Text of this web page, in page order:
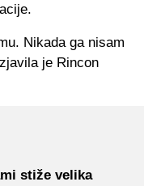
Nikada ga nisam
je Rincon
stiže velika